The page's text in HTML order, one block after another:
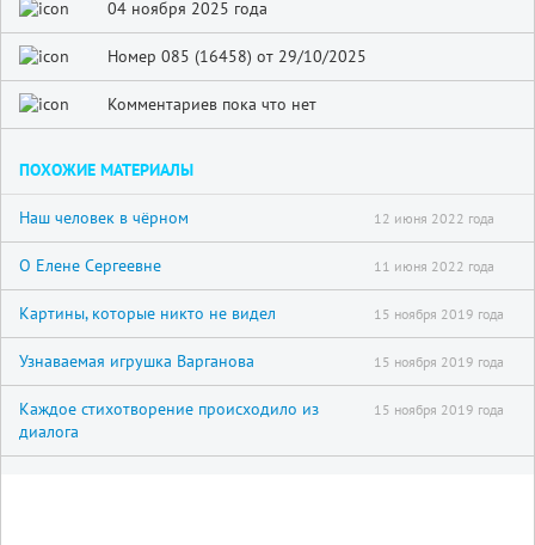
04 ноября 2025 года
Номер 085 (16458) от 29/10/2025
Комментариев пока что нет
ПОХОЖИЕ МАТЕРИАЛЫ
Наш человек в чёрном 12 июня 2022 года
О Елене Сергеевне 11 июня 2022 года
Картины, которые никто не видел 15 ноября 2019 года
Узнаваемая игрушка Варганова 15 ноября 2019 года
Каждое стихотворение происходило из
диалога
15 ноября 2019 года